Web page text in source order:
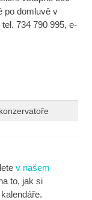
po domluvě v
734 790 995, e-
v našem
to, jak si